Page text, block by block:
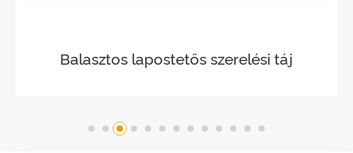
Balasztos lapostetős szerelési táj